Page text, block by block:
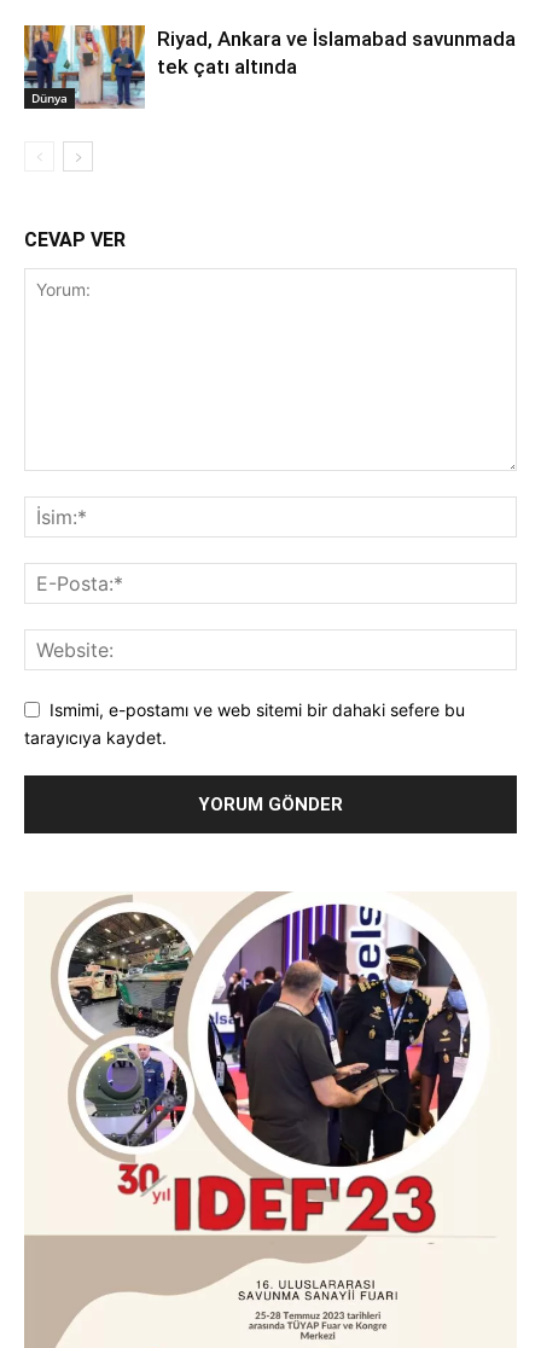
Dünya
Riyad, Ankara ve İslamabad savunmada
tek çatı altında
CEVAP VER
Ismimi, e-postamı ve web sitemi bir dahaki sefere bu
tarayıcıya kaydet.